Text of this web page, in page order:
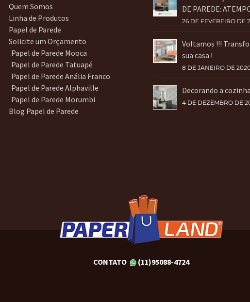
Quem Somos
Linha de Produtos
Papel de Parede
Solicite um Orçamento
Papel de Parede Mooca
Papel de Parede Tatuapé
Papel de Parede Anália Franco
Papel de Parede Alphaville
Papel de Parede Morumbi
Blog Papel de Parede
DE PAREDE:
26 DE FEVEREIRO DE
Voltamos !!!
sua casa !
8 DE JANEIRO DE
Decorando a cozinha
4 DE DEZEMBRO DE
CONTATO (11)95088-4724